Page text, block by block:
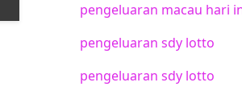
pengeluaran macau hari
pengeluaran sdy lotto
pengeluaran sdy lotto